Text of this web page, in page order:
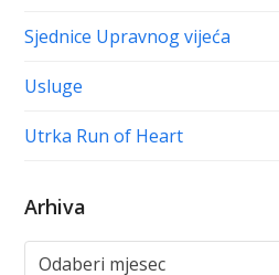
Sjednice Upravnog vijeća
Usluge
Utrka Run of Heart
Arhiva
Arhiva